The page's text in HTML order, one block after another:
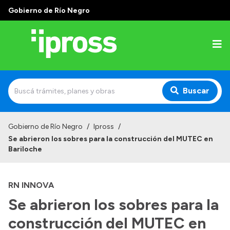
Gobierno de Río Negro
Buscar
Institucional
Autoridades
Delegaciones
Consultorios Propios
Gobierno de Río Negro / Ipross /
Se abrieron los sobres para la construcción del MUTEC en
Bariloche
RN INNOVA
Se abrieron los sobres para la
construcción del MUTEC en